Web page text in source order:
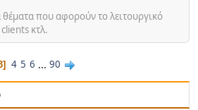
θέματα που αφορούν το λειτουργικό
κτλ.
4 5 6 ... 90